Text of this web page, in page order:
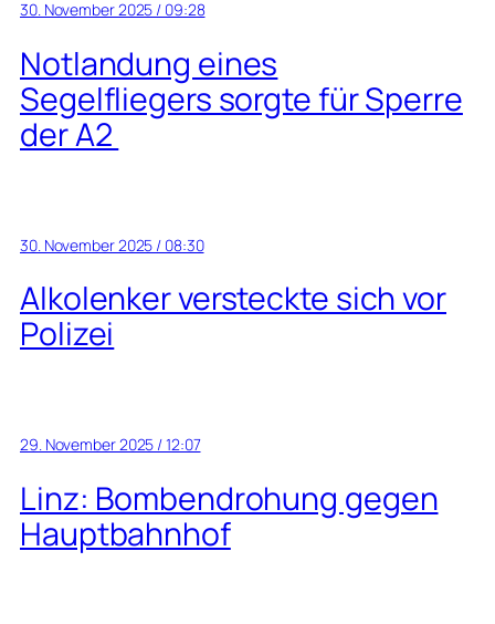
30. November 2025 / 09:28
Notlandung eines
Segelfliegers sorgte für Sperre
der A2
30. November 2025 / 08:30
Alkolenker versteckte sich vor
Polizei
29. November 2025 / 12:07
Linz: Bombendrohung gegen
Hauptbahnhof